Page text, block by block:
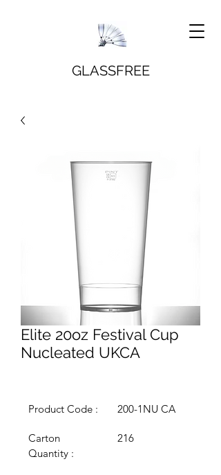
GLASSFREE
Elite 20oz Festival Cup
Nucleated UKCA
Product Code : 200-1NU CA
Carton
Quantity :
216